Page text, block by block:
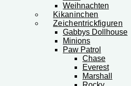
Weihnachten
Kikaninchen
Zeichentrickfiguren
Gabbys Dollhouse
Minions
Paw Patrol
Chase
Everest
Marshall